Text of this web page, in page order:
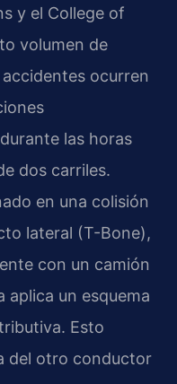
y el College of
volumen de
ocurren
las horas
dos carriles.
en una colisión
lateral (T-Bone),
con un camión
un esquema
Esto
del otro conductor